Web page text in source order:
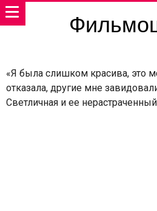
«Я была слишком красива, это
отказала, другие мне
Светличная и ее